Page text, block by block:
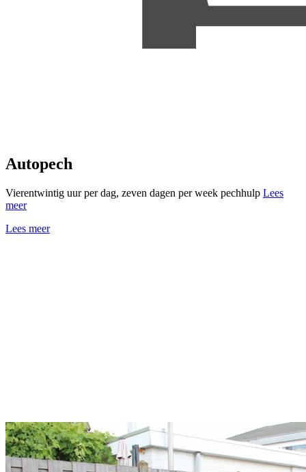
Autopech
Vierentwintig uur per dag, zeven dagen per week pechhulp Lees
meer
Lees meer